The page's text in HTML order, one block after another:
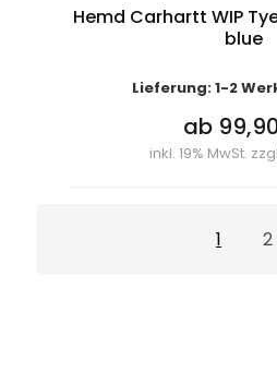
Hemd Carhartt WIP
blue
Lieferung: 1-2
ab
inkl. 19% MwSt.
1 2